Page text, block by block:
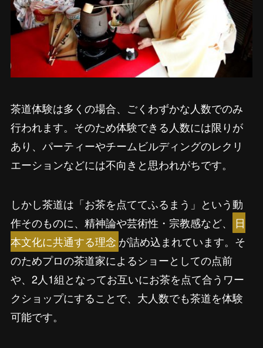
茶道体験は多くの場合、ごくわずかな人数でのみ
行われます。そのため体験できる人数には限りが
あり、パーティーやチームビルディングのレクリ
エーションなどには不向きと思われがちです。
しかし茶道は「お茶を点ててふるまう」という動
作そのものに、精神論や芸術性・宗教感など、
日
本文化に共通する理念 が詰め込まれています。そ
のためプロの茶道家によるショーとしての点前
や、2人1組となってお互いにお茶を点て合うワー
クショップにすることで、大人数でも茶道を体験
可能です。